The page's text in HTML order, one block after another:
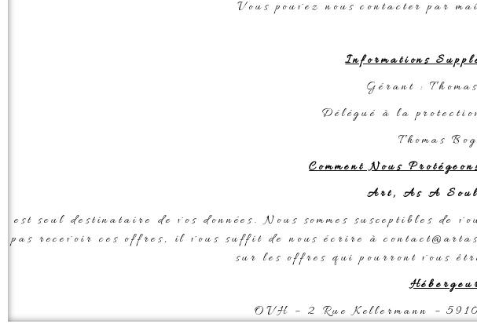
Vous pouvez nous contacter par
Informations
Gérant :
Délégué à la
Thomas
Comment Nous
Art, As A
est seul destinataire de vos données. Nous sommes susceptibles de
pas recevoir ces offres, il vous suffit de nous écrire à
sur les offres qui pourront vous
OVH – 2 Rue Kellermann –